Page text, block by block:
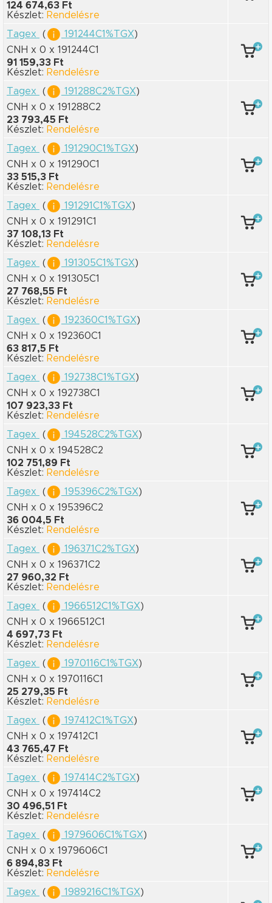
124 674,63 Ft
Készlet: Rendelésre
Tagex
( 191244C1%TGX)
CNH x 0 x 191244C1
91 159,33 Ft
Készlet: Rendelésre
Tagex
( 191288C2%TGX)
CNH x 0 x 191288C2
23 793,45 Ft
Készlet: Rendelésre
Tagex
( 191290C1%TGX)
CNH x 0 x 191290C1
33 515,3 Ft
Készlet: Rendelésre
Tagex
( 191291C1%TGX)
CNH x 0 x 191291C1
37 108,13 Ft
Készlet: Rendelésre
Tagex
( 191305C1%TGX)
CNH x 0 x 191305C1
27 768,55 Ft
Készlet: Rendelésre
Tagex
( 192360C1%TGX)
CNH x 0 x 192360C1
63 817,5 Ft
Készlet: Rendelésre
Tagex
( 192738C1%TGX)
CNH x 0 x 192738C1
107 923,33 Ft
Készlet: Rendelésre
Tagex
( 194528C2%TGX)
CNH x 0 x 194528C2
102 751,89 Ft
Készlet: Rendelésre
Tagex
( 195396C2%TGX)
CNH x 0 x 195396C2
36 004,5 Ft
Készlet: Rendelésre
Tagex
( 196371C2%TGX)
CNH x 0 x 196371C2
27 960,32 Ft
Készlet: Rendelésre
Tagex
( 1966512C1%TGX)
CNH x 0 x 1966512C1
4 697,73 Ft
Készlet: Rendelésre
Tagex
( 1970116C1%TGX)
CNH x 0 x 1970116C1
25 279,35 Ft
Készlet: Rendelésre
Tagex
( 197412C1%TGX)
CNH x 0 x 197412C1
43 765,47 Ft
Készlet: Rendelésre
Tagex
( 197414C2%TGX)
CNH x 0 x 197414C2
30 496,51 Ft
Készlet: Rendelésre
Tagex
( 1979606C1%TGX)
CNH x 0 x 1979606C1
6 894,83 Ft
Készlet: Rendelésre
Tagex
( 1989216C1%TGX)